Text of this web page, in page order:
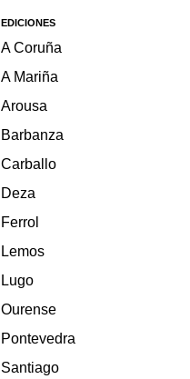
EDICIONES
A Coruña
A Mariña
Arousa
Barbanza
Carballo
Deza
Ferrol
Lemos
Lugo
Ourense
Pontevedra
Santiago